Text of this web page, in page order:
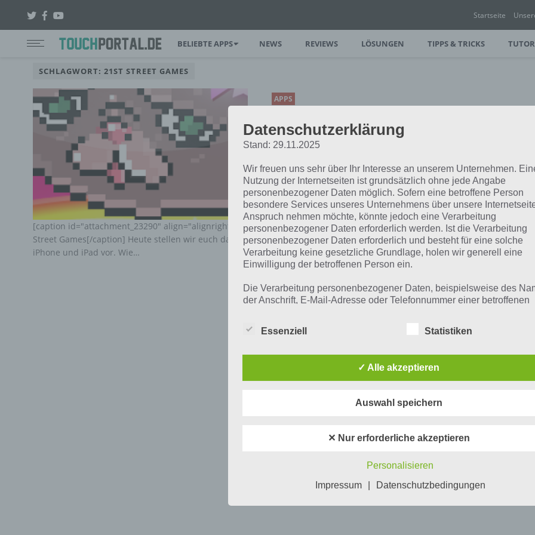
Startseite
BELIEBTE APPS NEWS REVIEWS LÖSUNGEN TIPPS & TRICKS
SCHLAGWORT: 21ST STREET GAMES
APPS
TECHNO KITTEN
ADVENTURE:
MANÖVRIERE DIE KATZE
DURCH DIE VERRÜCKTE
WELT
PAUL STELZER-25. NOVEMBER 2015
[caption id="attachment_23290" align="alignright" width="150"] Techno Kitten Adventure von 21st
Street Games[/caption] Heute stellen wir euch das Spiel Techno Kitten Adventure für Android,
iPhone und iPad vor. Wie…
Datenschutzerklärung
Stand: 29.11.2025
Wir freuen uns sehr über Ihr Interesse an unserem Unternehmen.
Nutzung der Internetseiten ist grundsätzlich ohne jede Angabe
personenbezogener Daten möglich. Sofern eine betroffene Person
besondere Services unseres Unternehmens über unsere
Anspruch nehmen möchte, könnte jedoch eine Verarbeitung
personenbezogener Daten erforderlich werden. Ist die Verarbeitung
personenbezogener Daten erforderlich und besteht für eine solche
Verarbeitung keine gesetzliche Grundlage, holen wir generell eine
Einwilligung der betroffenen Person ein.
Die Verarbeitung personenbezogener Daten, beispielsweise des
der Anschrift, E-Mail-Adresse oder Telefonnummer einer betroffenen
Datenschutzbestimmungen. Mittels dieser Datenschutzerklärung
informieren. Ferner werden betroffene Personen mittels dieser
Datenschutzerklärung über die ihnen zustehenden Rechte
Wir haben als für die Verarbeitung Verantwortlicher zahlreiche
personenbezogenen Daten sicherzustellen. Dennoch können
aufweisen, sodass ein absoluter Schutz nicht gewährleistet werden
Aus diesem Grund steht es jeder betroffenen Person frei,
personenbezogene Daten auch auf alternativen Wegen,
Essenziell Statistiken
✓ Alle akzeptieren
Auswahl speichern
✕ Nur erforderliche akzeptieren
Personalisieren
Impressum
Datenschutzbedingungen